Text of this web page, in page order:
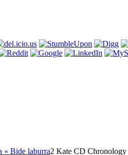
« Bide laburra2 Kate CD Chronology